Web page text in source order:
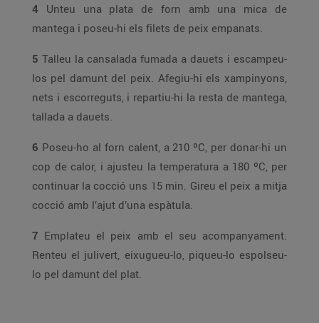
4 Unteu una plata de forn amb una mica de
mantega i poseu-hi els filets de peix empanats.
5 Talleu la cansalada fumada a dauets i escampeu-
los pel damunt del peix. Afegiu-hi els xampinyons,
nets i escorreguts, i repartiu-hi la resta de mantega,
tallada a dauets.
6 Poseu-ho al forn calent, a 210 ºC, per donar-hi un
cop de calor, i ajusteu la temperatura a 180 ºC, per
continuar la cocció uns 15 min. Gireu el peix a mitja
cocció amb l’ajut d’una espàtula.
7 Emplateu el peix amb el seu acompanyament.
Renteu el julivert, eixugueu-lo, piqueu-lo espolseu-
lo pel damunt del plat.